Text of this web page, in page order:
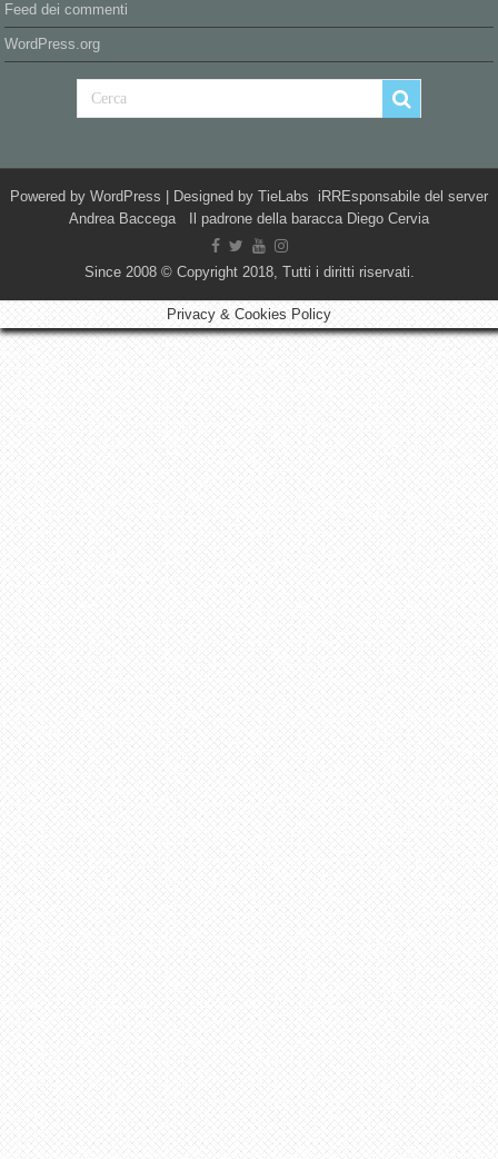
Feed dei commenti
WordPress.org
Powered by WordPress | Designed by TieLabs iRREsponsabile del server
Andrea Baccega Il padrone della baracca Diego Cervia
Since 2008 © Copyright 2018, Tutti i diritti riservati.
Privacy & Cookies Policy